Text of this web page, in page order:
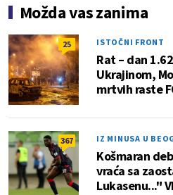
Možda vas zanima
25 ISTOČNI FRONT
Rat – dan
Ukrajinom,
mrtvih raste
367 IZ MINUSA U
Košmaran
vraća sa
Lukasenu..."